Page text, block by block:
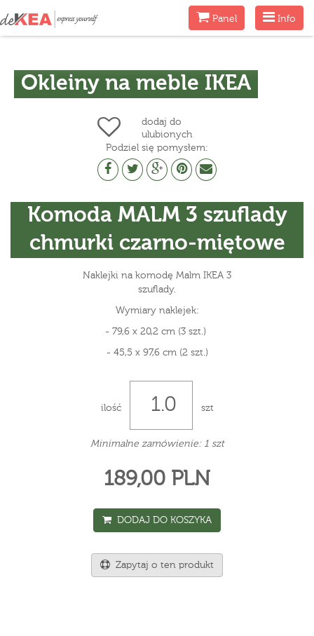
Menu
Info
MenuPanel
Okleiny na meble IKEA
dodaj do
ulubionych
Podziel się pomysłem:
Komoda MALM 3 szuflady
chmurki czarno-miętowe
Naklejki na komodę Malm IKEA 3
szuflady.
Wymiary naklejek:
- 79,6 x 20,2 cm (3 szt.)
- 45,5 x 97,6 cm (2 szt.)
ilość szt
Minimalne zamówienie: 1 szt
189,00 PLN
DODAJ DO KOSZYKA
Zapytaj o ten produkt